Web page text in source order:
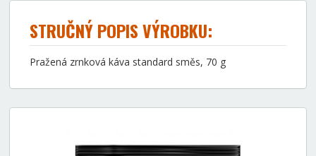
STRUČNÝ POPIS VÝROBKU:
Pražená zrnková káva standard směs, 70 g